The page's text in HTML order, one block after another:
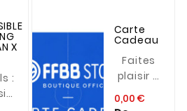
X
:
Carte
Cadeau
Faites
plaisir à
proches
0,00 €